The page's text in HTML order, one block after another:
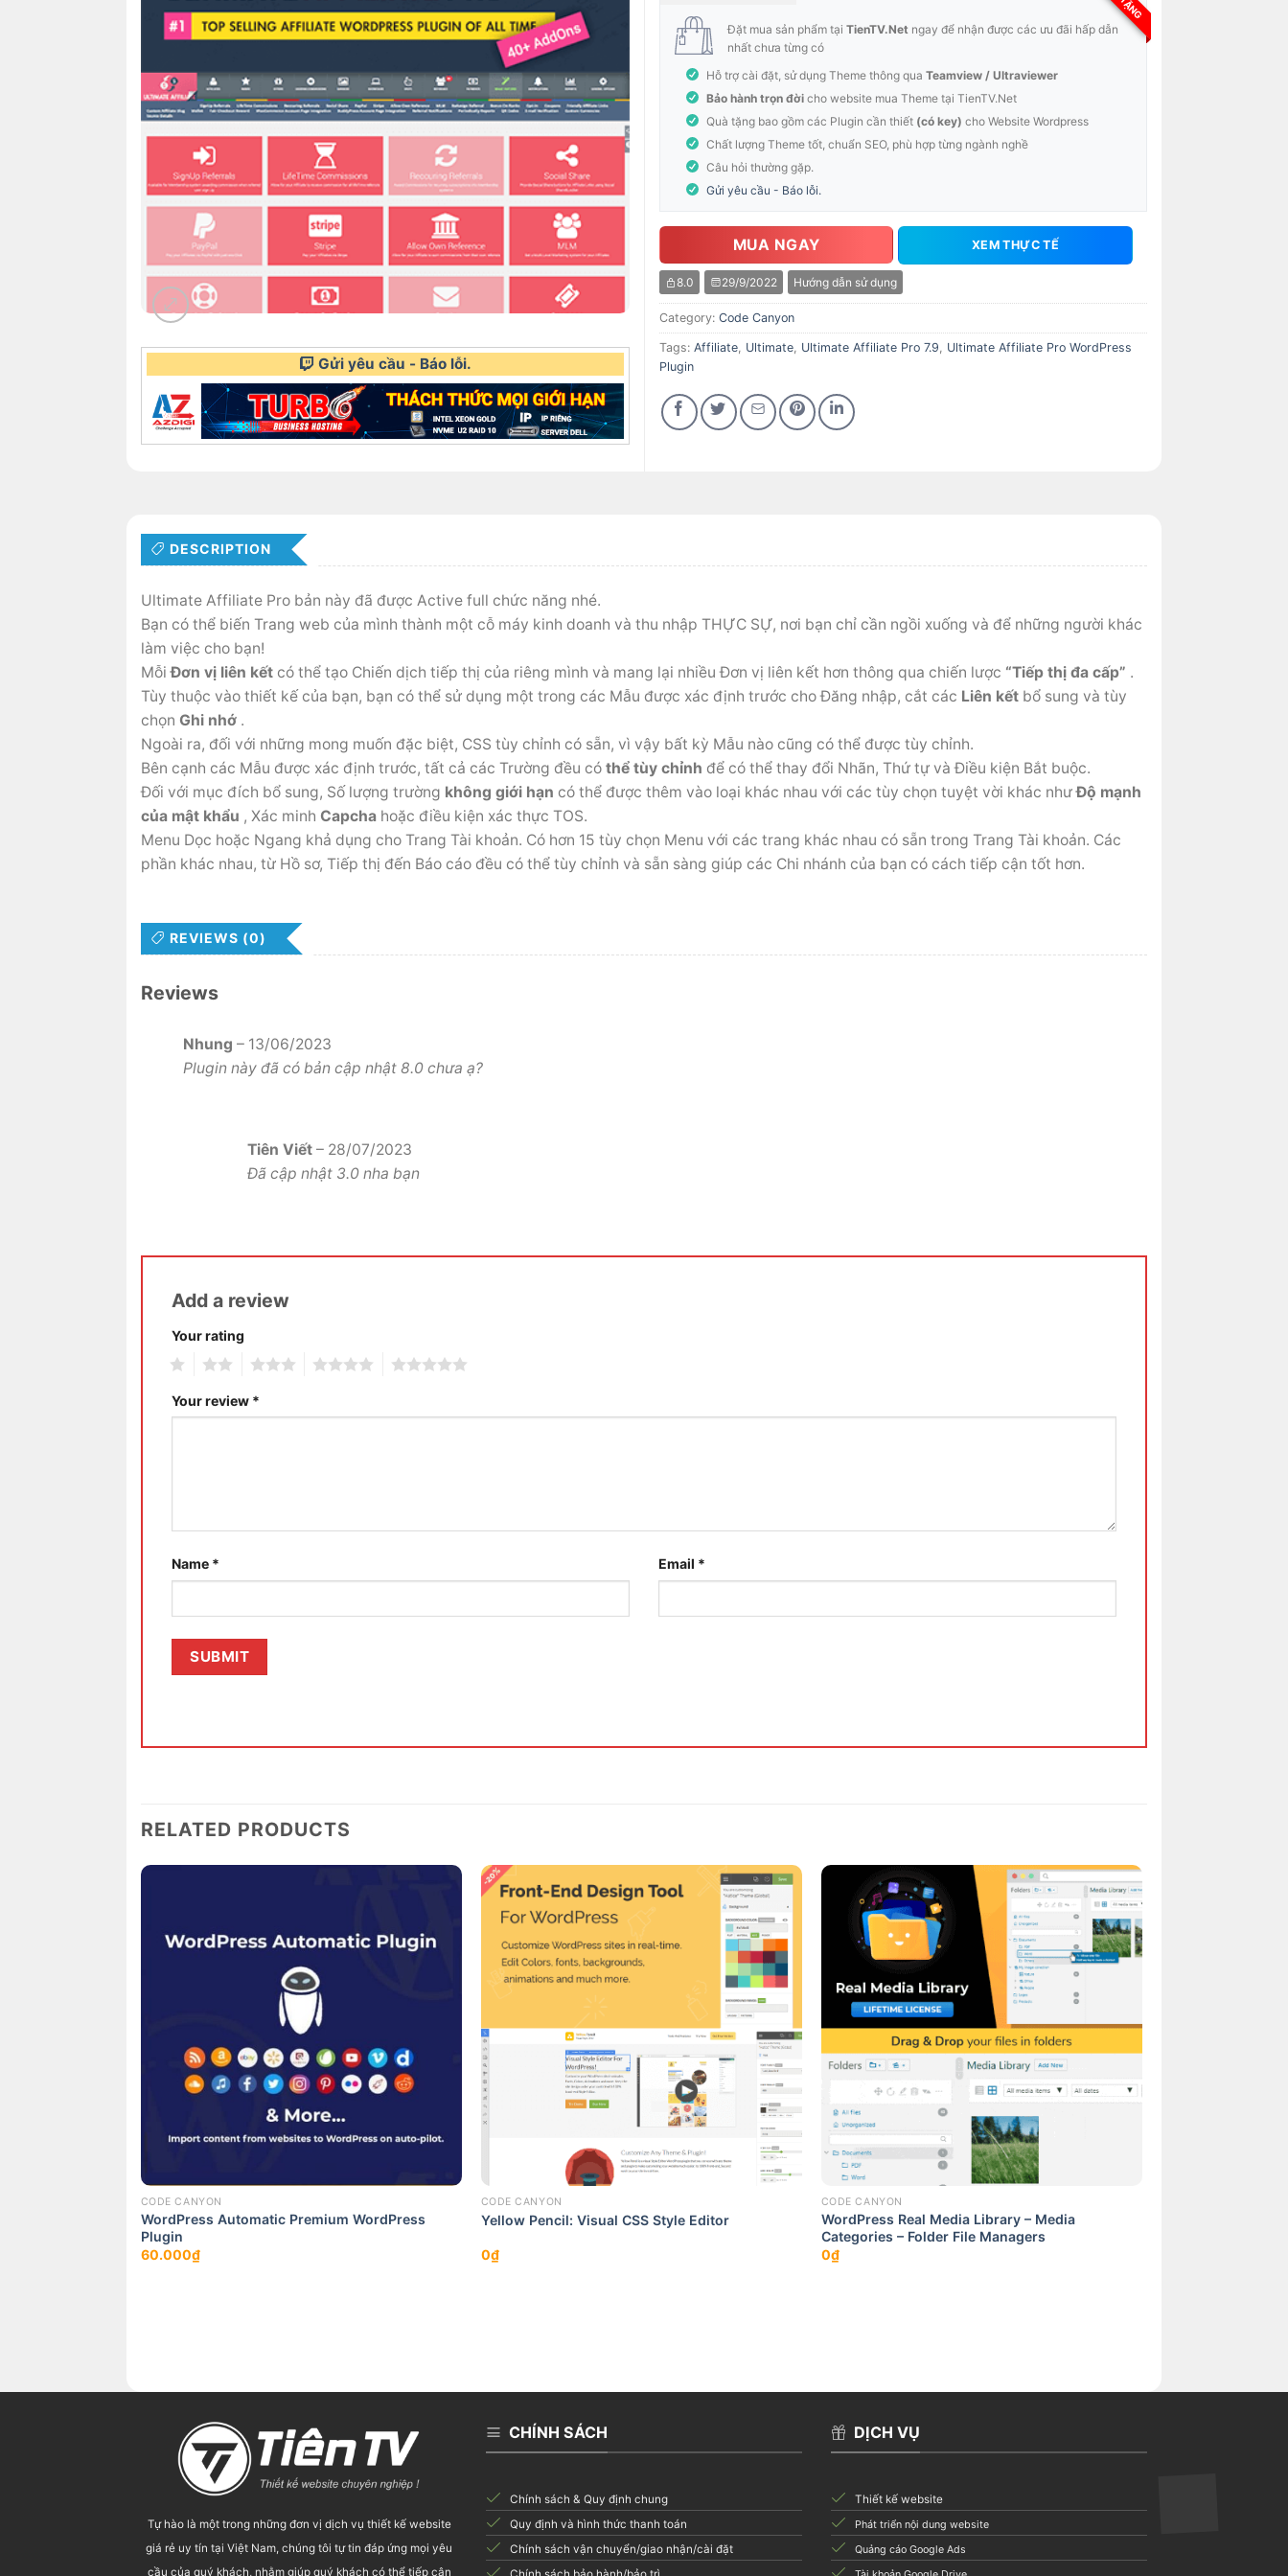
Gửi yêu cầu - Báo lỗi.
Đặt mua sản phẩm tại TienTV.Net ngay để nhận được các ưu đãi hấp dẫn
nhất chưa từng có
Hỗ trợ cài đặt, sử dụng Theme thông qua Teamview / Ultraviewer
Bảo hành trọn đời cho website mua Theme tại TienTV.Net
Quà tặng bao gồm các Plugin cần thiết (có key) cho Website Wordpress
Chất lượng Theme tốt, chuẩn SEO, phù hợp từng ngành nghề
Câu hỏi thường gặp.
Gửi yêu cầu - Báo lỗi.
MUA NGAY XEM THỰC TẾ
8.0 29/9/2022 Hướng dẫn sử dụng
Category: Code Canyon
Tags: Affiliate, Ultimate, Ultimate Affiliate Pro 7.9, Ultimate Affiliate Pro WordPress
Plugin
DESCRIPTION
Ultimate Affiliate Pro bản này đã được Active full chức năng nhé.
Bạn có thể biến Trang web của mình thành một cỗ máy kinh doanh và thu nhập THỰC SỰ, nơi bạn chỉ cần ngồi xuống và để những người khác
làm việc cho bạn!
MỗiĐơn vị liên kết có thể tạo Chiến dịch tiếp thị của riêng mình và mang lại nhiều Đơn vị liên kết hơn thông qua chiến lược “Tiếp thị đa cấp” .
Tùy thuộc vào thiết kế của bạn, bạn có thể sử dụng một trong các Mẫu được xác định trước cho Đăng nhập, cắt các Liên kết bổ sung và tùy
chọn Ghi nhớ .
Ngoài ra, đối với những mong muốn đặc biệt, CSS tùy chỉnh có sẵn, vì vậy bất kỳ Mẫu nào cũng có thể được tùy chỉnh.
Bên cạnh các Mẫu được xác định trước, tất cả các Trường đều có thể tùy chỉnh để có thể thay đổi Nhãn, Thứ tự và Điều kiện Bắt buộc.
Đối với mục đích bổ sung, Số lượng trường không giới hạn có thể được thêm vào loại khác nhau với các tùy chọn tuyệt vời khác nhưĐộ mạnh
của mật khẩu , Xác minh Capcha hoặc điều kiện xác thực TOS.
Menu Dọc hoặc Ngang khả dụng cho Trang Tài khoản. Có hơn 15 tùy chọn Menu với các trang khác nhau có sẵn trong Trang Tài khoản. Các
phần khác nhau, từ Hồ sơ, Tiếp thị đến Báo cáo đều có thể tùy chỉnh và sẵn sàng giúp các Chi nhánh của bạn có cách tiếp cận tốt hơn.
REVIEWS (0)
Reviews
Nhung – 13/06/2023
Plugin này đã có bản cập nhật 8.0 chưa ạ?
Tiên Viết– 28/07/2023
Đã cập nhật 3.0 nha bạn
Add a review
Your rating
Your review *
Name * Email *
RELATED PRODUCTS
CODE CANYON
WordPress Automatic Premium WordPress
Plugin
60.000₫
CODE CANYON
Yellow Pencil: Visual CSS Style Editor
0₫
CODE CANYON
WordPress Real Media Library – Media
Categories – Folder File Managers
0₫
Tự hào là một trong những đơn vị dịch vụ thiết kế website
giá rẻ uy tín tại Việt Nam, chúng tôi tự tin đáp ứng mọi yêu
cầu của quý khách, nhằm giúp quý khách có thể tiếp cận
CHÍNH SÁCH
Chính sách & Quy định chung
Quy định và hình thức thanh toán
Chính sách vận chuyển/giao nhận/cài đặt
DỊCH VỤ
Thiết kế website
Phát triển nội dung website
Quảng cáo Google Ads